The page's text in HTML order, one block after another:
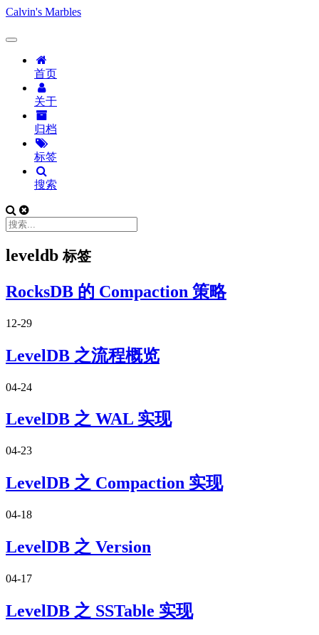
Calvin's Marbles
首页
关于
归档
标签
搜索
leveldb标签
RocksDB 的 Compaction 策略
12-29
LevelDB 之流程概览
04-24
LevelDB 之 WAL 实现
04-23
LevelDB 之 Compaction 实现
04-18
LevelDB 之 Version
04-17
LevelDB 之 SSTable 实现